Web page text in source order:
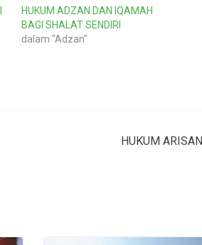
HUKUM ADZAN DAN IQAMAH
BAGI SHALAT SENDIRI
dalam "Adzan"
HUKUM ARISAN